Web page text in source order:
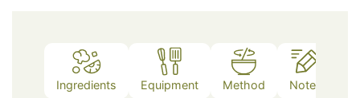
Ingredients Equipment Method Notes